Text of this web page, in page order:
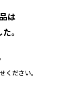
は
。
ください。